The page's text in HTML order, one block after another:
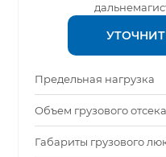
Предельная нагрузка
Объем грузового отсека
Габариты грузового